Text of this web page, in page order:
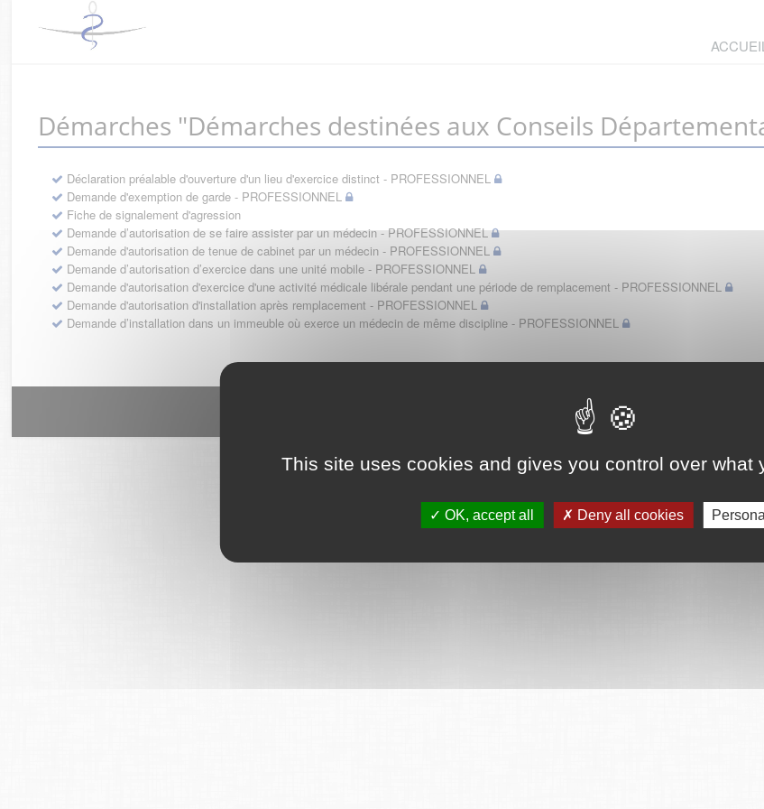
This site uses cookies and gives you control over what
OK, accept all Deny all cookies
ACCUEIL
Démarches "Démarches destinées aux Conseils
Déclaration préalable d'ouverture d'un lieu d'exercice distinct - PROFESSIONNEL
Demande d'exemption de garde - PROFESSIONNEL
Fiche de signalement d'agression
Demande d’autorisation de se faire assister par un médecin - PROFESSIONNEL
Demande d'autorisation de tenue de cabinet par un médecin - PROFESSIONNEL
Demande d’autorisation d’exercice dans une unité mobile - PROFESSIONNEL
Demande d'autorisation d'exercice d'une activité médicale libérale pendant une période de remplacement - PROFESSIONNEL
Demande d'autorisation d'installation après remplacement - PROFESSIONNEL
Demande d’installation dans un immeuble où exerce un médecin de même discipline - PROFESSIONNEL
CGU Plan du site